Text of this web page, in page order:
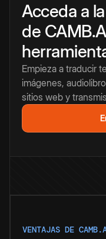
Acceda a
de
Empieza a traducir
imágenes,
sitios web y
VENTAJAS DE